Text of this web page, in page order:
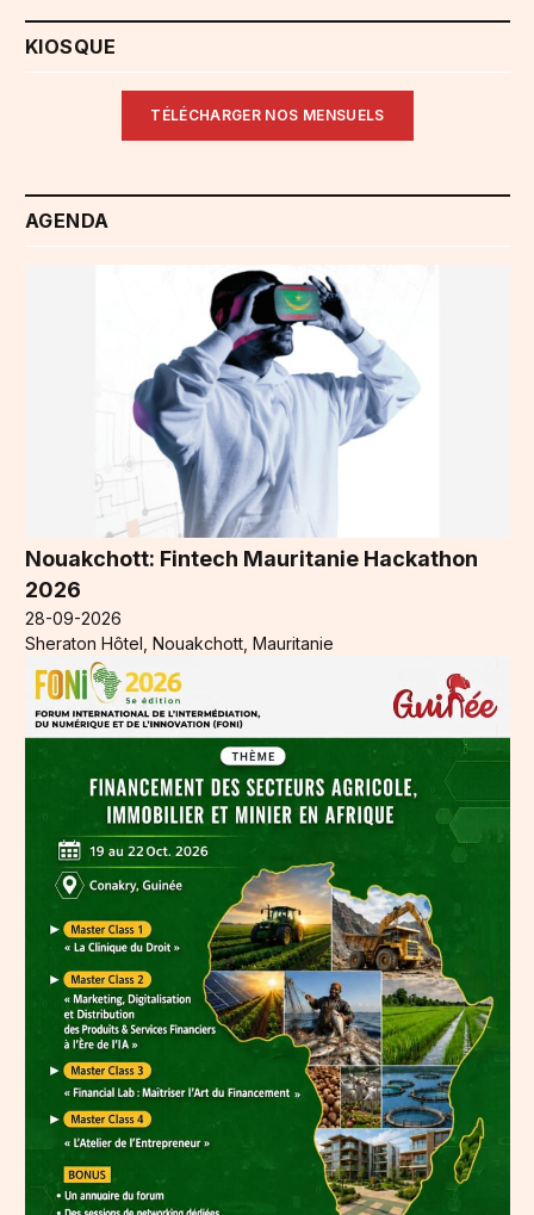
KIOSQUE
TÉLÉCHARGER NOS MENSUELS
AGENDA
Nouakchott: Fintech Mauritanie Hackathon
2026
28-09-2026
Sheraton Hôtel, Nouakchott, Mauritanie